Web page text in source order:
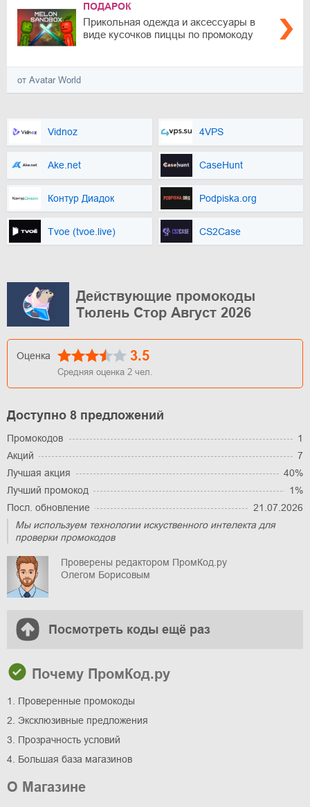
ПОДАРОК
Прикольная одежда и аксессуары в
виде кусочков пиццы по промокоду
от Avatar World
Vidnoz 4VPS
Ake.net CaseHunt
Контур Диадок Podpiska.org
Tvoe (tvoe.live) CS2Case
Действующие промокоды
Тюлень Стор Август 2026
Оценка 3.5
Средняя оценка 2 чел.
Доступно 8 предложений
Промокодов
1
Акций
7
Лучшая акция
40%
Лучший промокод
1%
Посл. обновление
21.07.2026
Мы используем технологии искуственного интелекта для
проверки промокодов
Проверены редактором ПромКод.ру
Олегом Борисовым
Посмотреть коды ещё раз
Почему ПромКод.ру
1. Проверенные промокоды
2. Эксклюзивные предложения
3. Прозрачность условий
4. Большая база магазинов
О Магазине